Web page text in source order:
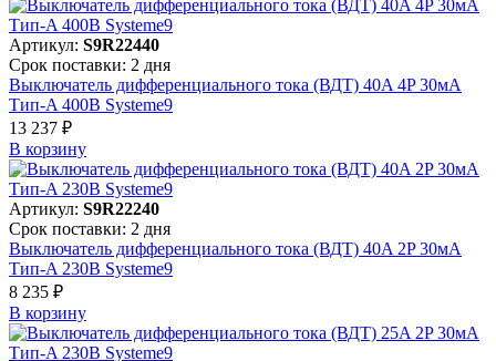
Артикул: S9R22440
Срок поставки: 2 дня
Выключатель дифференциального тока (ВДТ) 40A 4P 30мА
Тип-A 400В Systeme9
13 237 ₽
В корзинy
Артикул: S9R22240
Срок поставки: 2 дня
Выключатель дифференциального тока (ВДТ) 40A 2P 30мА
Тип-A 230В Systeme9
8 235 ₽
В корзинy